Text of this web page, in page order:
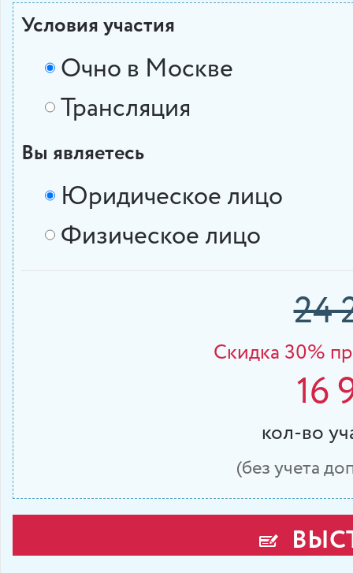
Условия участия
Очно в Москве
Трансляция
Вы являетесь
Юридическое лицо
Физическое лицо
24
Cкидка 30%
16
кол-во
(без учета